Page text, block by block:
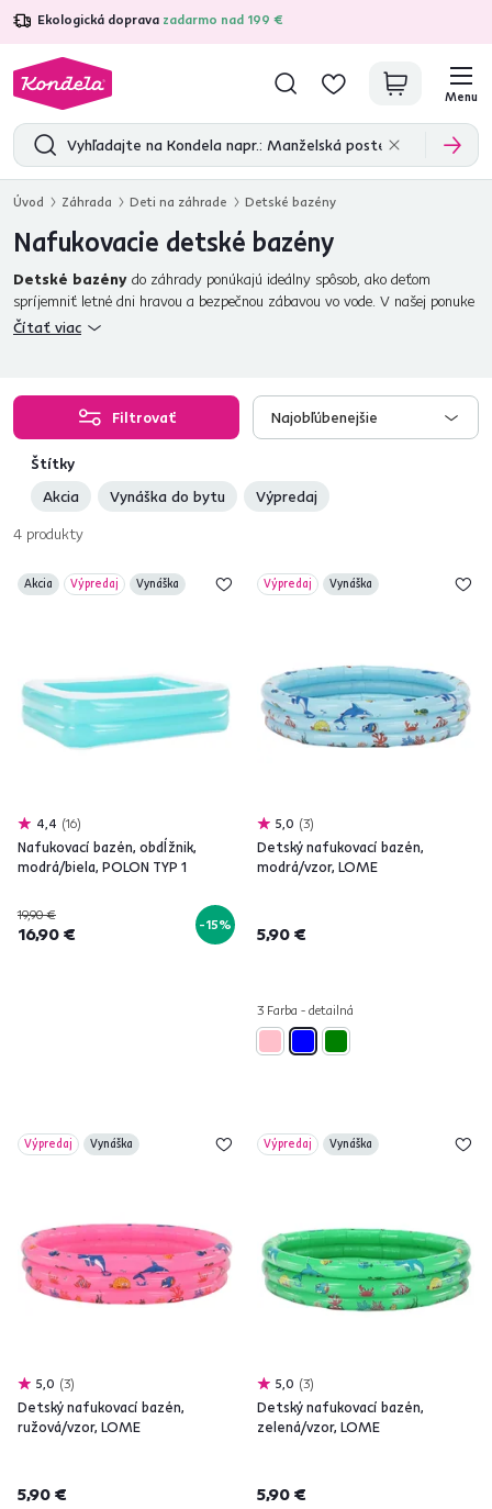
Ekologická doprava zadarmo nad 199 €
4,7 31 333overených produktových recenzií
Menu
Úvod Záhrada Deti na záhrade Detské bazény
Nafukovacie detské bazény
Detské bazény do záhrady ponúkajú ideálny spôsob, ako deťom
spríjemniť letné dni hravou a bezpečnou zábavou vo vode. V našej ponuke
nájdetekvalitné nafukovacie detské bazény
doplniť bazén o detský záhradný nábytok? ideálny na oddych medzi
kúpaním.
Čítať viac
Filtrovať Najobľúbenejšie
Štítky
Akcia
Vynáška do bytu
Výpredaj
4 produkty
Akcia Výpredaj Vynáška
4,4 16
Nafukovací bazén, obdĺžnik,
modrá/biela, POLON TYP 1
19,90 €
16,90 € -15%
Výpredaj Vynáška
5,0 3
Detský nafukovací bazén,
modrá/vzor, LOME
5,90 €
3 Farba - detailná
Výpredaj Vynáška
5,0 3
Detský nafukovací bazén,
ružová/vzor, LOME
5,90 €
Výpredaj Vynáška
5,0 3
Detský nafukovací bazén,
zelená/vzor, LOME
5,90 €